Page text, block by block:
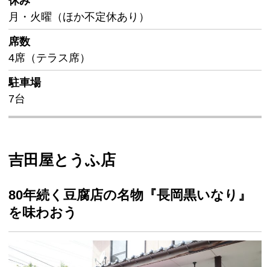
月・火曜（ほか不定休あり）
席数
4席（テラス席）
駐車場
7台
吉田屋とうふ店
80年続く豆腐店の名物『長岡黒いなり』
を味わおう